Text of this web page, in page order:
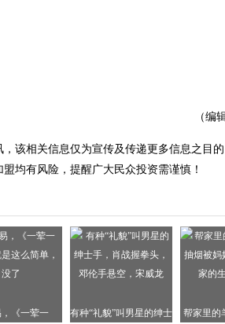
（编
该相关信息仅为宣传及传递更多信息之目
均有风险，提醒广大民众投资需谨慎！
《一荤一 有种“礼貌”叫男星的绅士 帮家里的